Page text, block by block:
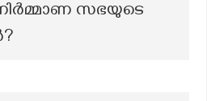
സഭയുടെ